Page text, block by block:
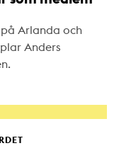
Arlanda och
Anders